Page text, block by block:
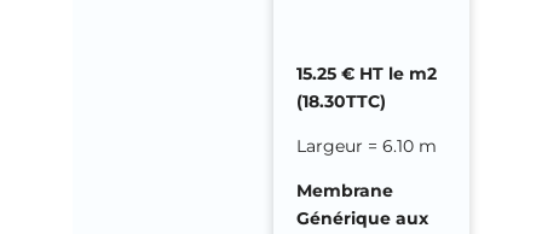
15.25 € HT le m2
(18.30TTC)
Largeur = 6.10 m
Membrane
Générique aux